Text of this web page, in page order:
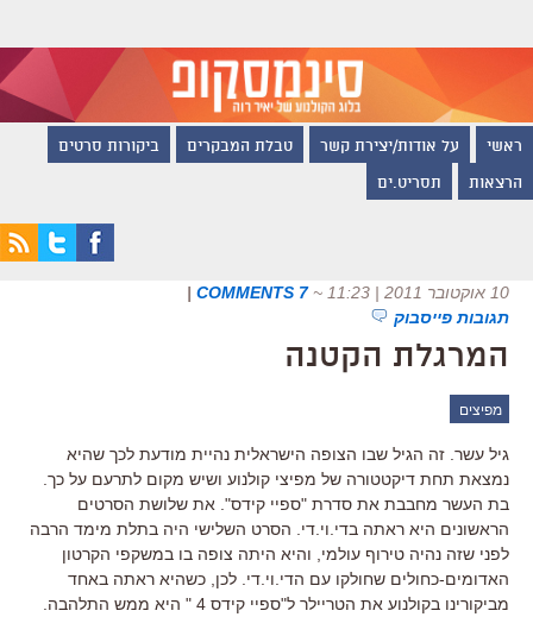
ראשי על אודות/יצירת קשר טבלת המבקרים ביקורות סרטים
הרצאות תסריט.ים
10 אוקטובר 2011 | 11:23 ~
7 COMMENTS
|
תגובות פייסבוק
המרגלת הקטנה
מפיצים
גיל עשר. זה הגיל שבו הצופה הישראלית נהיית מודעת לכך שהיא
נמצאת תחת דיקטטורה של מפיצי קולנוע ושיש מקום לתרעם על כך.
בת העשר מחבבת את סדרת "ספיי קידס". את שלושת הסרטים
הראשונים היא ראתה בדי.וי.די. הסרט השלישי היה בתלת מימד הרבה
לפני שזה נהיה טירוף עולמי, והיא היתה צופה בו במשקפי הקרטון
האדומים-כחולים שחולקו עם הדי.וי.די. לכן, כשהיא ראתה באחד
מביקורינו בקולנוע את הטריילר ל"ספיי קידס 4 " היא ממש התלהבה.